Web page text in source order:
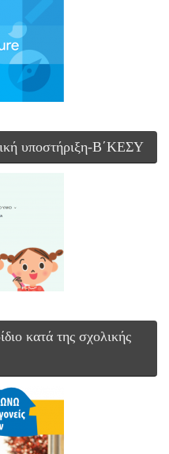
υποστήριξη-Β΄ΚΕΣΥ
κατά της σχολικής